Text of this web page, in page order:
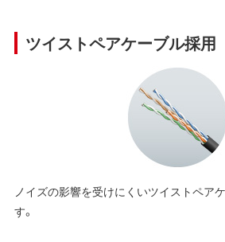
ツイストペアケーブル採用
ノイズの影響を受けにくいツイストペア
す。